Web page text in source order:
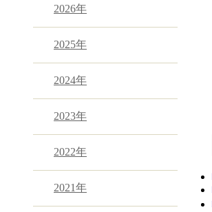
2026年
2025年
2024年
2023年
2022年
2021年